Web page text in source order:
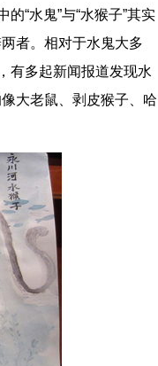
“水鬼”与“水猴子”其实
者。相对于水鬼大多
有多起新闻报道发现水
大老鼠、剥皮猴子、哈